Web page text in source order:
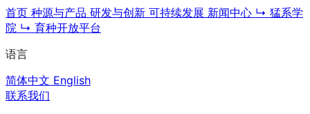
首页 种源与产品 研发与创新 可持续发展 新闻中心 ↳ 猛系学
院 ↳ 育种开放平台
语言
简体中文 English
联系我们